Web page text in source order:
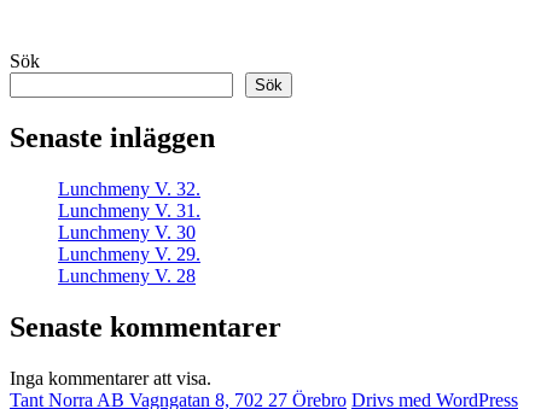
Sök
Sök
Senaste inläggen
Lunchmeny V. 32.
Lunchmeny V. 31.
Lunchmeny V. 30
Lunchmeny V. 29.
Lunchmeny V. 28
Senaste kommentarer
Inga kommentarer att visa.
Tant Norra AB Vagngatan 8, 702 27 Örebro Drivs med WordPress